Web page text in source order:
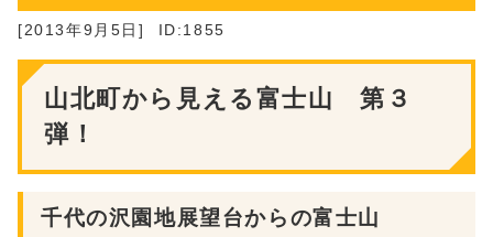
[2013年9月5日] ID:1855
山北町から見える富士山 第３
弾！
千代の沢園地展望台からの富士山